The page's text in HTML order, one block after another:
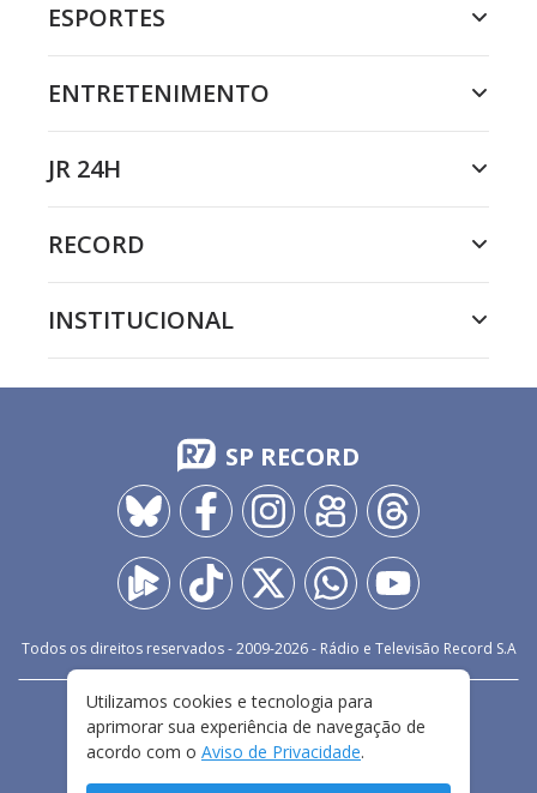
ESPORTES
ENTRETENIMENTO
JR 24H
RECORD
INSTITUCIONAL
SP RECORD
Todos os direitos reservados - 2009-2026- Rádio e Televisão Record S.A
FALE CONOSCO
PRIVACIDADE
TERMOS E CONDIÇÕES DE USO
Utilizamos cookies e tecnologia para
aprimorar sua experiência de navegação de
acordo com o Aviso de Privacidade.